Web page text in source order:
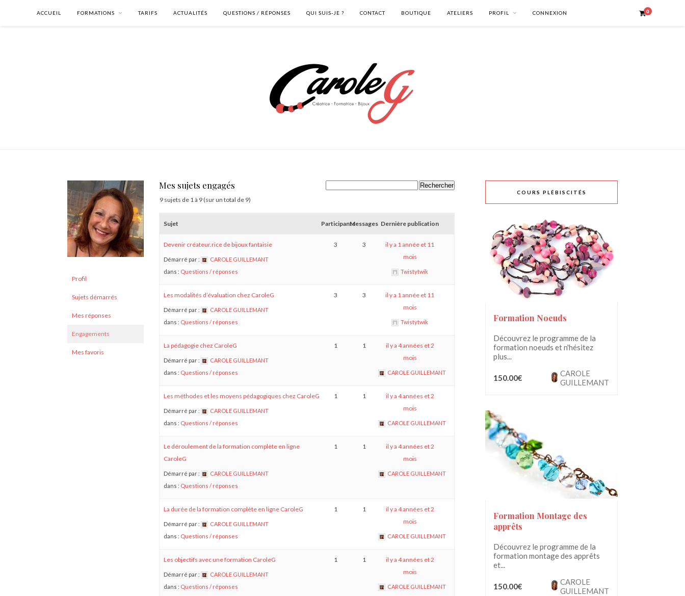
ACCUEIL FORMATIONS TARIFS ACTUALITÉS QUESTIONS / RÉPONSES QUI SUIS-JE ? CONTACT BOUTIQUE ATELIERS PROFIL CONNEXION 0
Profil
Sujets démarrés
Mes réponses
Engagements
Mes favoris
Mes sujets engagés
9 sujets de 1 à 9 (sur un total de 9)
Sujet ParticipantsMessages Dernière publication
Devenir créateur.rice de bijoux fantaisie
Démarré par :
CAROLE GUILLEMANT
dans : Questions / réponses
3 3
il y a 1 année et 11
mois
Twistytwik
Les modalités d’évaluation chez CaroleG
Démarré par :
CAROLE GUILLEMANT
dans : Questions / réponses
3 3
il y a 1 année et 11
mois
Twistytwik
La pédagogie chez CaroleG
Démarré par :
CAROLE GUILLEMANT
dans : Questions / réponses
1 1
il y a 4 années et 2
mois
CAROLE GUILLEMANT
Les méthodes et les moyens pédagogiques chez CaroleG
Démarré par :
CAROLE GUILLEMANT
dans : Questions / réponses
1 1
il y a 4 années et 2
mois
CAROLE GUILLEMANT
Le déroulement de la formation complète en ligne
CaroleG
Démarré par :
CAROLE GUILLEMANT
dans : Questions / réponses
1 1
il y a 4 années et 2
mois
CAROLE GUILLEMANT
La durée de la formation complète en ligne CaroleG
Démarré par :
CAROLE GUILLEMANT
dans : Questions / réponses
1 1
il y a 4 années et 2
mois
CAROLE GUILLEMANT
Les objectifs avec une formation CaroleG
Démarré par :
CAROLE GUILLEMANT
dans : Questions / réponses
1 1
il y a 4 années et 2
mois
CAROLE GUILLEMANT
COURS PLÉBISCITÉS
Formation Noeuds
Découvrez le programme de la
formation noeuds et n'hésitez
plus...
150.00€
CAROLE
GUILLEMANT
Formation Montage des
apprêts
Découvrez le programme de la
formation montage des apprêts
et...
150.00€
CAROLE
GUILLEMANT